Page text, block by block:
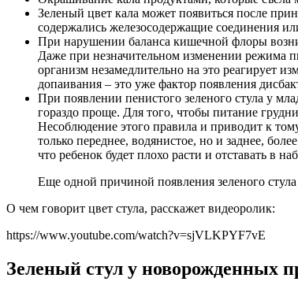
Зеленый цвет кала может появиться после
содержались железосодержащие соединения
При нарушении баланса кишечной флоры
Даже при незначительном изменении режима
организм незамедлительно на это реагирует
допаивания – это уже фактор появления
При появлении пенистого зеленого стула у
гораздо проще. Для того, чтобы питание
Несоблюдение этого правила и приводит к
только переднее, водянистое, но и заднее,
что ребенок будет плохо расти и отставать в
Еще одной причиной появления зеленого
О чем говорит цвет стула, расскажет видеоролик:
https://www.youtube.com/watch?v=sjVLKPYF7vE
Зеленый стул у новорожденных